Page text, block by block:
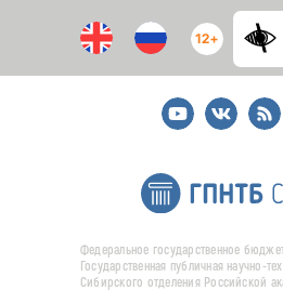
12+
YoutubeВКонтакте
RSS
Федеральное государственное
Государственная публичная научно-
Сибирского отделения Российской